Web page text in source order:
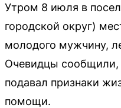
Утром 8 июля в
городской округ)
молодого мужчину,
Очевидцы сообщили,
подавал признаки
помощи.